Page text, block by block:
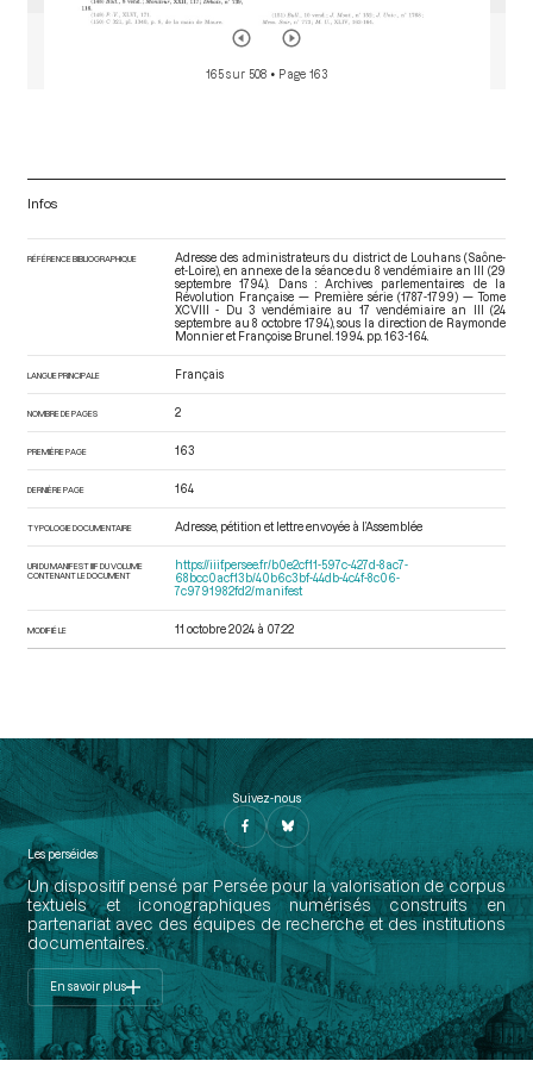
165 sur 508 • Page 163
Infos
RÉFÉRENCE BIBLIOGRAPHIQUE
Adresse des administrateurs du district de Louhans (Saône-
et-Loire), en annexe de la séance du 8 vendémiaire an III (29
septembre 1794). Dans : Archives parlementaires de la
Révolution Française — Première série (1787-1799) — Tome
XCVIII - Du 3 vendémiaire au 17 vendémiaire an III (24
septembre au 8 octobre 1794), sous la direction de Raymonde
Monnier et Françoise Brunel. 1994. pp. 163-164.
LANGUE PRINCIPALE Français
NOMBRE DE PAGES 2
PREMIÈRE PAGE 163
DERNIÈRE PAGE 164
TYPOLOGIE DOCUMENTAIRE Adresse, pétition et lettre envoyée à l’Assemblée
URI DU MANIFEST IIIF DU VOLUME
CONTENANT LE DOCUMENT
https://iiif.persee.fr/b0e2cf11-597c-427d-8ac7-
68bcc0acf13b/40b6c3bf-44db-4c4f-8c06-
7c9791982fd2/manifest
MODIFIÉ LE 11 octobre 2024 à 07:22
Suivez-nous
Les perséides
Un dispositif pensé par Persée pour la valorisation de corpus
textuels et iconographiques numérisés construits en
partenariat avec des équipes de recherche et des institutions
documentaires.
En savoir plus